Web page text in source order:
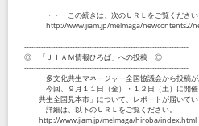
・・・この続きは、次のＵＲＬをご覧ください
http://www.jiam.jp/melmaga/newcontents2/
--------------------------------------------------------------------
◎ 「ＪＩＡＭ情報ひろば」への投稿 ◎
--------------------------------------------------------------------
多文化共生マネージャー全国協議会から投稿が
今回、９月１１日（金）・１２日（土）に開催
共生全国見本市」について、レポートが届いてい
詳細は、以下のＵＲＬをご覧ください。
http://www.jiam.jp/melmaga/hiroba/index.html